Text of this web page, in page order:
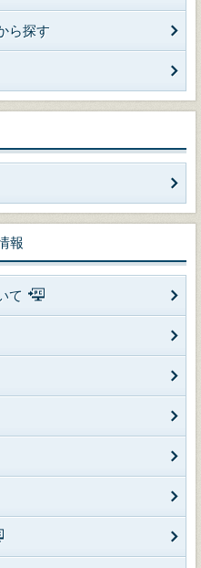
ら探す
報
て